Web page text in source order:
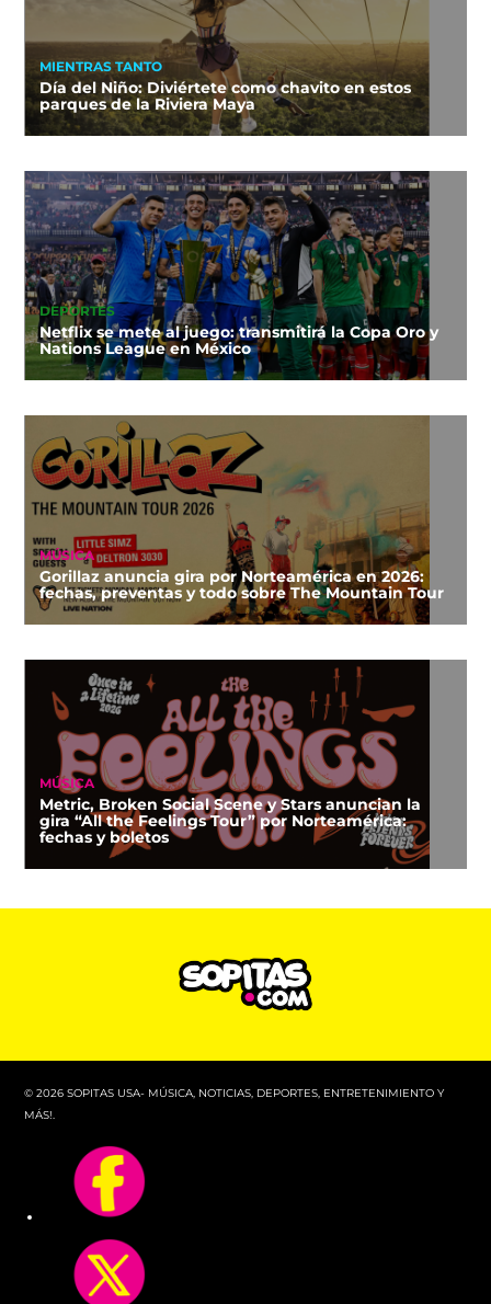
MIENTRAS TANTO
Día del Niño: Diviértete como chavito en estos
parques de la Riviera Maya
DEPORTES
Netflix se mete al juego: transmitirá la Copa Oro y
Nations League en México
MÚSICA
Gorillaz anuncia gira por Norteamérica en 2026:
fechas, preventas y todo sobre The Mountain Tour
MÚSICA
Metric, Broken Social Scene y Stars anuncian la
gira “All the Feelings Tour” por Norteamérica:
fechas y boletos
© 2026 SOPITAS USA- MÚSICA, NOTICIAS, DEPORTES, ENTRETENIMIENTO Y
MÁS!.